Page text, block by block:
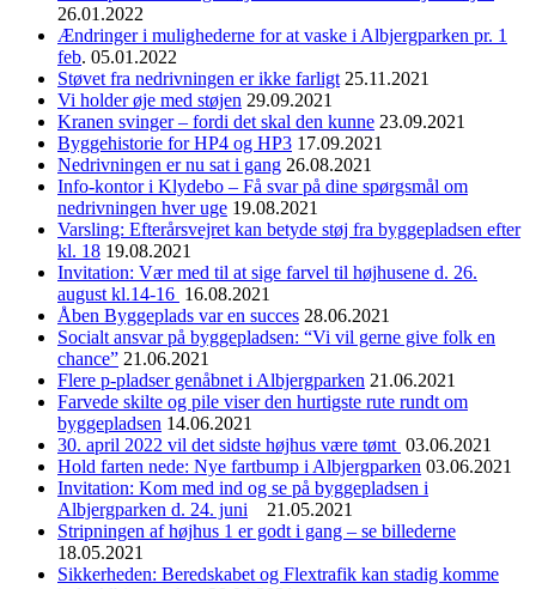
26.01.2022
Ændringer i mulighederne for at vaske i Albjergparken pr. 1
feb. 05.01.2022
Støvet fra nedrivningen er ikke farligt 25.11.2021
Vi holder øje med støjen 29.09.2021
Kranen svinger – fordi det skal den kunne 23.09.2021
Byggehistorie for HP4 og HP3 17.09.2021
Nedrivningen er nu sat i gang 26.08.2021
Info-kontor i Klydebo – Få svar på dine spørgsmål om
nedrivningen hver uge 19.08.2021
Varsling: Efterårsvejret kan betyde støj fra byggepladsen efter
kl. 18 19.08.2021
Invitation: Vær med til at sige farvel til højhusene d. 26.
august kl.14-16 16.08.2021
Åben Byggeplads var en succes 28.06.2021
Socialt ansvar på byggepladsen: “Vi vil gerne give folk en
chance” 21.06.2021
Flere p-pladser genåbnet i Albjergparken 21.06.2021
Farvede skilte og pile viser den hurtigste rute rundt om
byggepladsen 14.06.2021
30. april 2022 vil det sidste højhus være tømt 03.06.2021
Hold farten nede: Nye fartbump i Albjergparken 03.06.2021
Invitation: Kom med ind og se på byggepladsen i
Albjergparken d. 24. juni 21.05.2021
Stripningen af højhus 1 er godt i gang – se billederne
18.05.2021
Sikkerheden: Beredskabet og Flextrafik kan stadig komme